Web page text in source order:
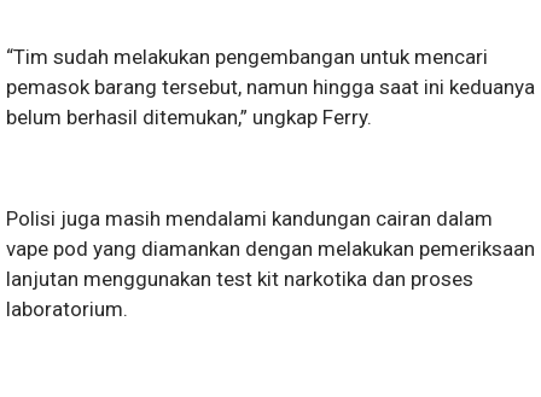
“Tim sudah melakukan pengembangan untuk mencari
pemasok barang tersebut, namun hingga saat ini keduanya
belum berhasil ditemukan,” ungkap Ferry.
Polisi juga masih mendalami kandungan cairan dalam
vape pod yang diamankan dengan melakukan pemeriksaan
lanjutan menggunakan test kit narkotika dan proses
laboratorium.